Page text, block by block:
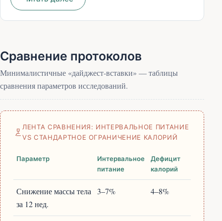
Сравнение протоколов
Минималистичные «дайджест-вставки» — таблицы
сравнения параметров исследований.
ЛЕНТА СРАВНЕНИЯ: ИНТЕРВАЛЬНОЕ ПИТАНИЕ
VS СТАНДАРТНОЕ ОГРАНИЧЕНИЕ КАЛОРИЙ
Параметр
Интервальное
питание
Дефицит
калорий
Снижение массы тела
за 12 нед.
3–7% 4–8%